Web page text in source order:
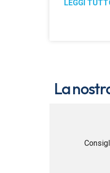
LEGGI
La